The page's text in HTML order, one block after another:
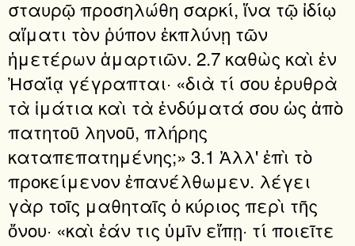
σταυρῷ προσηλώθη σαρκί, ἵνα τῷ ἰδίῳ
αἵματι τὸν ῥύπον ἐκπλύνῃ τῶν
ἡμετέρων ἁμαρτιῶν. 2.7 καθὼς καὶ ἐν
Ἠσαΐᾳ γέγραπται· «διὰ τί σου ἐρυθρὰ
τὰ ἱμάτια καὶ τὰ ἐνδύματά σου ὡς ἀπὸ
πατητοῦ ληνοῦ, πλήρης
καταπεπατημένης;» 3.1 Ἀλλ' ἐπὶ τὸ
προκείμενον ἐπανέλθωμεν. λέγει
γὰρ τοῖς μαθηταῖς ὁ κύριος περὶ τῆς
ὄνου· «καὶ ἐάν τις ὑμῖν εἴπῃ· τί ποιεῖτε